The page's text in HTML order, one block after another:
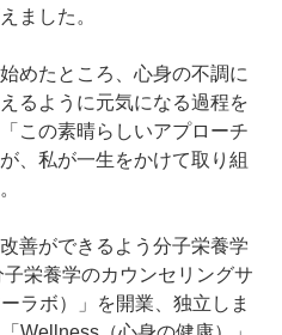
ました。
めたところ、心身の不調に
るように元気になる過程を
この素晴らしいアプローチ
、私が一生をかけて取り組
善ができるよう分子栄養学
栄養学のカウンセリングサ
ラボ）」を開業、独立しま